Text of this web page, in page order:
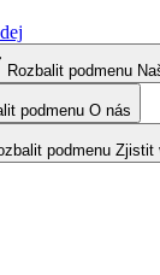
Rozbalit podmenu
podmenu O nás
podmenu Zjistit